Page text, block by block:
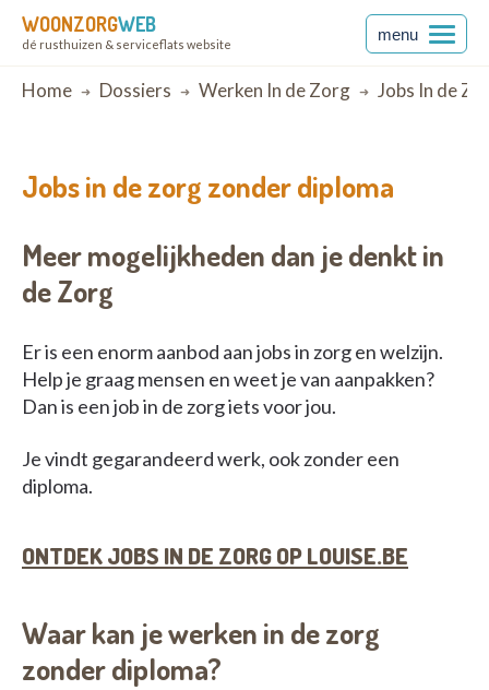
WOONZORGWEB
dé rusthuizen & serviceflats website
menu
Breadcrumb
Home Dossiers Werken In de Zorg Jobs In de
Jobs in de zorg zonder diploma
Meer mogelijkheden dan je denkt in
de Zorg
Er is een enorm aanbod aan jobs in zorg en welzijn.
Help je graag mensen en weet je van aanpakken?
Dan is een job in de zorg iets voor jou.
Je vindt gegarandeerd werk, ook zonder een
diploma.
ONTDEK JOBS IN DE ZORG OP LOUISE.BE
Waar kan je werken in de zorg
zonder diploma?